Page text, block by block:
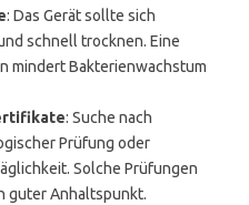
: Das Gerät sollte sich
schnell trocknen. Eine
mindert Bakterienwachstum
: Suche nach
Prüfung oder
Solche Prüfungen
guter Anhaltspunkt.